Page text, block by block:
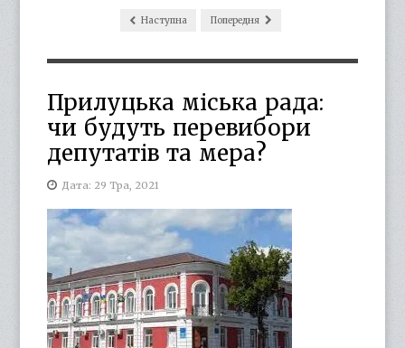
Наступна Попередня
Прилуцька міська рада:
чи будуть перевибори
депутатів та мера?
Дата: 29 Тра, 2021